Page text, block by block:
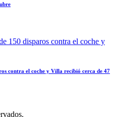
contra el coche y Villa recibió cerca de 47